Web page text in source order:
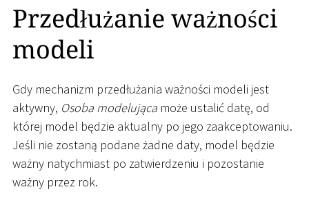
Przedłużanie ważności
modeli
Gdy mechanizm przedłużania ważności modeli jest
aktywny, Osoba modelująca może ustalić datę, od
której model będzie aktualny po jego zaakceptowaniu.
Jeśli nie zostaną podane żadne daty, model będzie
ważny natychmiast po zatwierdzeniu i pozostanie
ważny przez rok.